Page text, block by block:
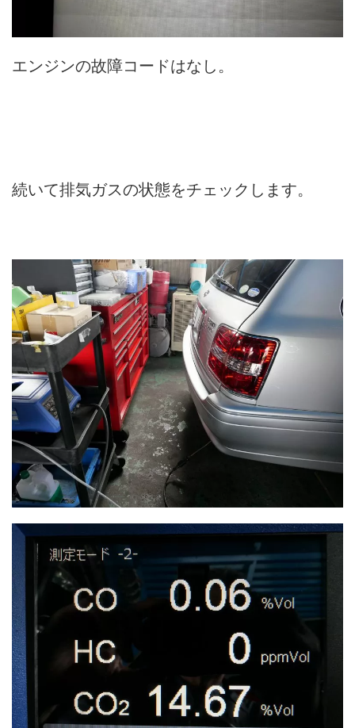
エンジンの故障コードはなし。
続いて排気ガスの状態をチェックします。